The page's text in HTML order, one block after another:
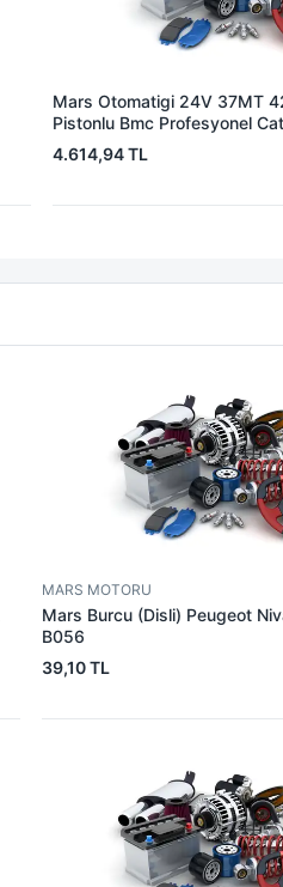
Mars Otomatigi 24V 37MT
Pistonlu Bmc Profesyonel
| ZM 0361 | OEM
4.614,94 TL
MARS MOTORU
Mars Burcu (Disli) Peugeot
B056
39,10 TL